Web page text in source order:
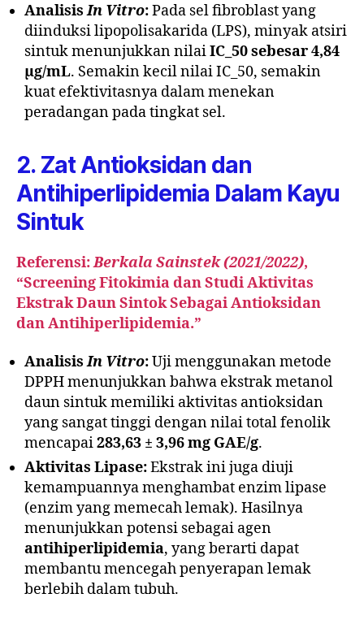
AnalisisIn Vitro:Pada sel fibroblast yang
diinduksi lipopolisakarida (LPS), minyak atsiri
sintuk menunjukkan nilaiIC_50 sebesar 4,84
µg/mL. Semakin kecil nilai IC_50, semakin
kuat efektivitasnya dalam menekan
peradangan pada tingkat sel.
2. Zat Antioksidan dan
Antihiperlipidemia Dalam Kayu
Sintuk
Referensi:Berkala Sainstek (2021/2022),
“Screening Fitokimia dan Studi Aktivitas
Ekstrak Daun Sintok Sebagai Antioksidan
dan Antihiperlipidemia.”
AnalisisIn Vitro:Uji menggunakan metode
DPPH menunjukkan bahwa ekstrak metanol
daun sintuk memiliki aktivitas antioksidan
yang sangat tinggi dengan nilai total fenolik
mencapai283,63 ± 3,96 mg GAE/g.
Aktivitas Lipase:Ekstrak ini juga diuji
kemampuannya menghambat enzim lipase
(enzim yang memecah lemak). Hasilnya
menunjukkan potensi sebagai agen
antihiperlipidemia, yang berarti dapat
membantu mencegah penyerapan lemak
berlebih dalam tubuh.